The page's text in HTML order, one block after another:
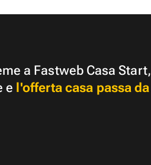
a Fastweb Casa Start,
e l'offerta casa passa da